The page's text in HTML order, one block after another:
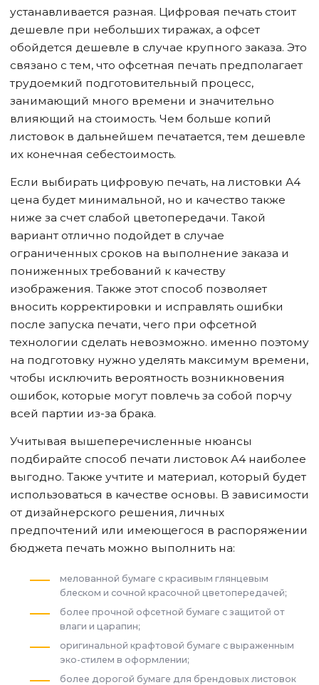
устанавливается разная. Цифровая печать стоит
дешевле при небольших тиражах, а офсет
обойдется дешевле в случае крупного заказа. Это
связано с тем, что офсетная печать предполагает
трудоемкий подготовительный процесс,
занимающий много времени и значительно
влияющий на стоимость. Чем больше копий
листовок в дальнейшем печатается, тем дешевле
их конечная себестоимость.
Если выбирать цифровую печать, на листовки А4
цена будет минимальной, но и качество также
ниже за счет слабой цветопередачи. Такой
вариант отлично подойдет в случае
ограниченных сроков на выполнение заказа и
пониженных требований к качеству
изображения. Также этот способ позволяет
вносить корректировки и исправлять ошибки
после запуска печати, чего при офсетной
технологии сделать невозможно. именно поэтому
на подготовку нужно уделять максимум времени,
чтобы исключить вероятность возникновения
ошибок, которые могут повлечь за собой порчу
всей партии из-за брака.
Учитывая вышеперечисленные нюансы
подбирайте способ печати листовок А4 наиболее
выгодно. Также учтите и материал, который будет
использоваться в качестве основы. В зависимости
от дизайнерского решения, личных
предпочтений или имеющегося в распоряжении
бюджета печать можно выполнить на:
мелованной бумаге с красивым глянцевым
блеском и сочной красочной цветопередачей;
более прочной офсетной бумаге с защитой от
влаги и царапин;
оригинальной крафтовой бумаге с выраженным
эко-стилем в оформлении;
более дорогой бумаге для брендовых листовок